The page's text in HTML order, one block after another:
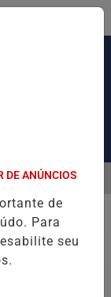
PIX PENSÃO
MENU
DE ANÚNCIOS
de
Para
seu